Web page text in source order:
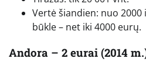
Vertė šiandien: nuo 2000
būkle – net iki 4000 eurų.
Andora – 2 eurai (2014